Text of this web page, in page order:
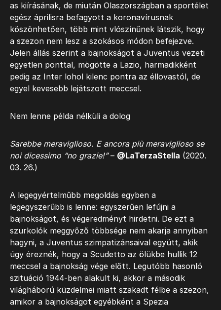
as kiírásának, de miután Olaszországban a sportélet
egész áprilisra befagyott a koronavírusnak
köszönhetően, több mint vlószínűnek látszik, hogy
a szezon nem lesz a szokásos módon befejezve.
Jelen állás szerint a bajnokságot a Juventus vezeti
egyetlen ponttal, mögötte a Lazio, harmadikként
pedig az Inter lohol kilenc pontra az éllovastól, de
egyel kevesebb lejátszott meccsel.
Nem lenne példa nélküli a dolog
Sarebbe meraviglioso. E ancora più meraviglioso se
noi dicessimo “no grazie!”– @LaTerzaStella (2020.
03. 26.)
A legegyértelműbb megoldás egyben a
legegyszerűbb is lenne: egyszerűen lefújni a
bajnokságot, és végeredményt hirdetni. De ezt a
szurkolók meggyőző többsége nem akarja annyiban
hagyni, a Juventus szimpatizánsaival együtt, akik
úgy éreznék, hogy a Scudetto az ölükbe hullik 12
meccsel a bajnokság vége előtt. Legutóbb hasonló
szituáció 1944-ben alakult ki, akkor a második
világháború küzdelmei miatt szakadt félbe a szezon,
amikor a bajnokságot egyébként a Spezia